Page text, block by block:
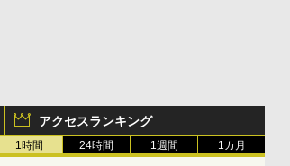
アクセスランキング
1時間 24時間 1週間 1カ月